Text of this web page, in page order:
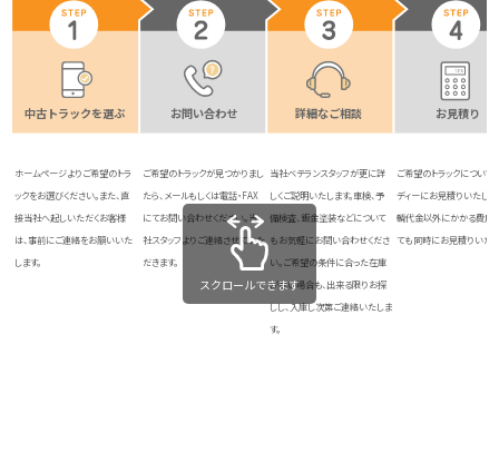
中古トラックを選ぶ お問い合わせ 詳細なご相談 お見積り
ホームページよりご希望のトラ
ックをお選びください。また、直
接当社へ起しいただくお客様
は、事前にご連絡をお願いいた
します。
ご希望のトラックが見つかりまし
たら、メールもしくは電話・FAX
にてお問い合わせください。当
社スタッフよりご連絡させていた
だきます。
当社ベテランスタッフが更に詳
しくご説明いたします。車検、予
備検査、鈑金塗装などについて
もお気軽にお問い合わせくださ
い。ご希望の条件に合った在庫
がない場合も、出来る限りお探
しし、入庫し次第ご連絡いたしま
す。
ご希望のトラックについて
ディーにお見積りいたしま
輌代金以外にかかる費用
ても同時にお見積りいたし
スクロールできます